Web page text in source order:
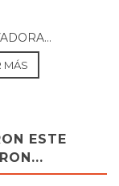
MÁS
ESTE